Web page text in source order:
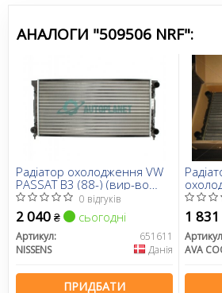
АНАЛОГИ "509506 NRF":
Радіатор охолодження VW
PASSAT B3 (88-) (вир-во
Nissens)
0 відгуків
2 040 ₴ сьогодні
Артикул:
651611
NISSENS
Данія
ПРИДБАТИ
1 831